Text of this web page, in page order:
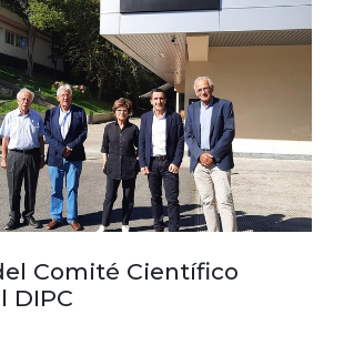
Comité Científico
DIPC